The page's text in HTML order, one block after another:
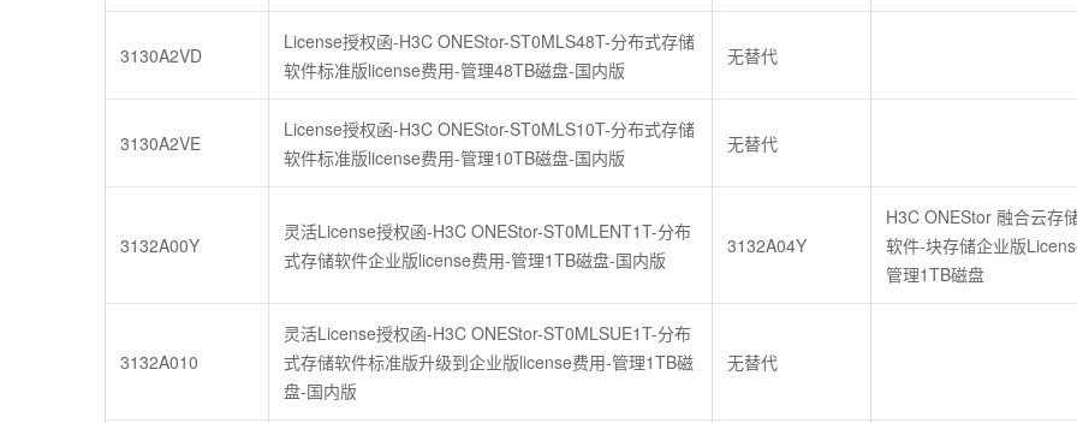
3130A2VD
License授权函-H3C ONEStor-ST0MLS48T-分布式存储
软件标准版license费用-管理48TB磁盘-国内版
无替代
3130A2VE
License授权函-H3C ONEStor-ST0MLS10T-分布式存储
软件标准版license费用-管理10TB磁盘-国内版
无替代
3132A00Y
灵活License授权函-H3C ONEStor-ST0MLENT1T-分布
式存储软件企业版license费用-管理1TB磁盘-国内版
3132A04Y
H3C ONEStor 融合云存
软件-块存储企业版
管理1TB磁盘
3132A010
灵活License授权函-H3C ONEStor-ST0MLSUE1T-分布
式存储软件标准版升级到企业版license费用-管理1TB磁
盘-国内版
无替代